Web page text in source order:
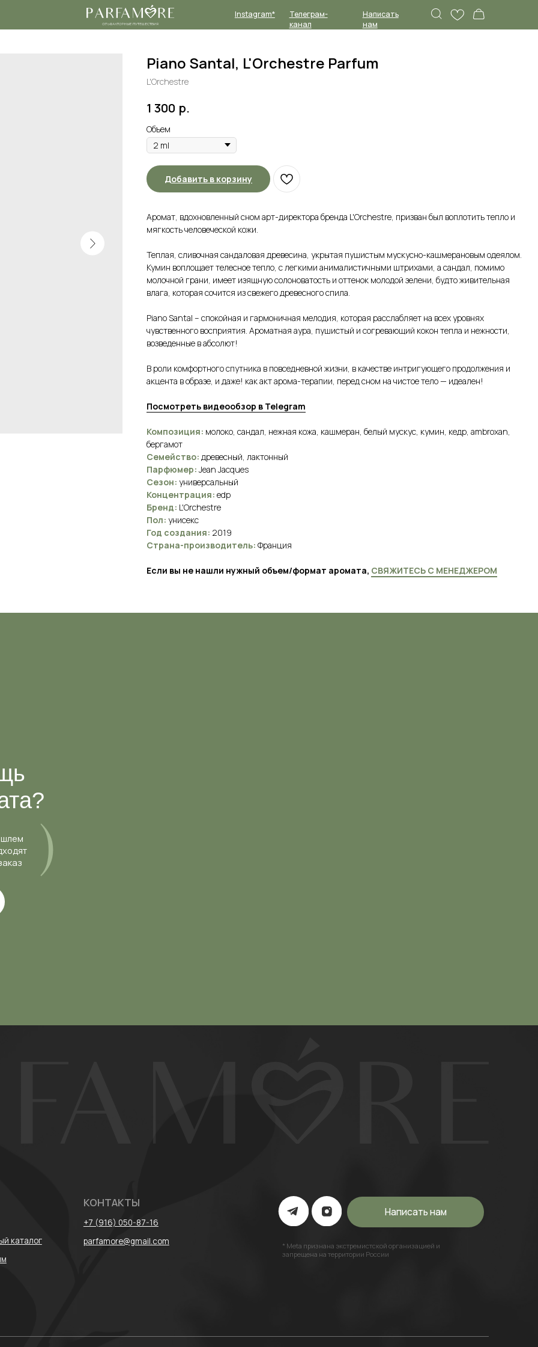
Написать
нам
Телеграм-
Piano Santal, L'Orchestre Parfum
L'Orchestre
1 300 р.
Объем
Добавить в корзину
Аромат, вдохновленный сном арт-директора бренда L'Orchestre, призван был воплотить тепло и
мягкость человеческой кожи.
Теплая, сливочная сандаловая древесина, укрытая пушистым мускусно-кашмерановым одеялом.
Кумин воплощает телесное тепло, с легкими анималистичными штрихами, а сандал, помимо
молочной грани, имеет изящную солоноватость и оттенок молодой зелени, будто живительная
влага, которая сочится из свежего древесного спила.
Piano Santal – спокойная и гармоничная мелодия, которая расслабляет на всех уровнях
чувственного восприятия. Ароматная аура, пушистый и согревающий кокон тепла и нежности,
возведенные в абсолют!
В роли комфортного спутника в повседневной жизни, в качестве интригующего продолжения и
акцента в образе, и даже! как акт арома-терапии, перед сном на чистое тело — идеален!
Посмотреть видеообзор в Telegram
Композиция: молоко, сандал, нежная кожа, кашмеран, белый мускус, кумин, кедр, ambroxan,
бергамот
Семейство: древесный, лактонный
Парфюмер:Jean Jacques
Сезон: универсальный
Концентрация: edp
Бренд: L'Orchestre
Пол: унисекс
Год создания: 2019
Страна-производитель: Франция
Если вы не нашли нужный объем/формат аромата, СВЯЖИТЕСЬ С МЕНЕДЖЕРОМ
Разработка сайта: Mars Branding